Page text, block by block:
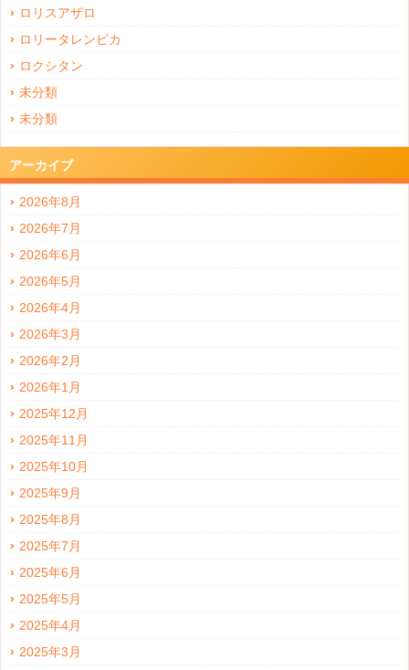
ロリスアザロ
ロリータレンピカ
ロクシタン
未分類
未分類
アーカイブ
2026年8月
2026年7月
2026年6月
2026年5月
2026年4月
2026年3月
2026年2月
2026年1月
2025年12月
2025年11月
2025年10月
2025年9月
2025年8月
2025年7月
2025年6月
2025年5月
2025年4月
2025年3月